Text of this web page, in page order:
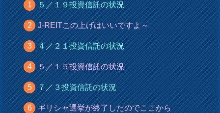
５／１９投資信託の状況
J-REITこの上げはいいですよ～
４／２１投資信託の状況
５／１５投資信託の状況
７／３投資信託の状況
ギリシャ選挙が終了したのでここから